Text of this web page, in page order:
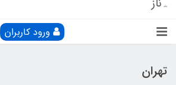
ناز
ورود کاربران
تهران